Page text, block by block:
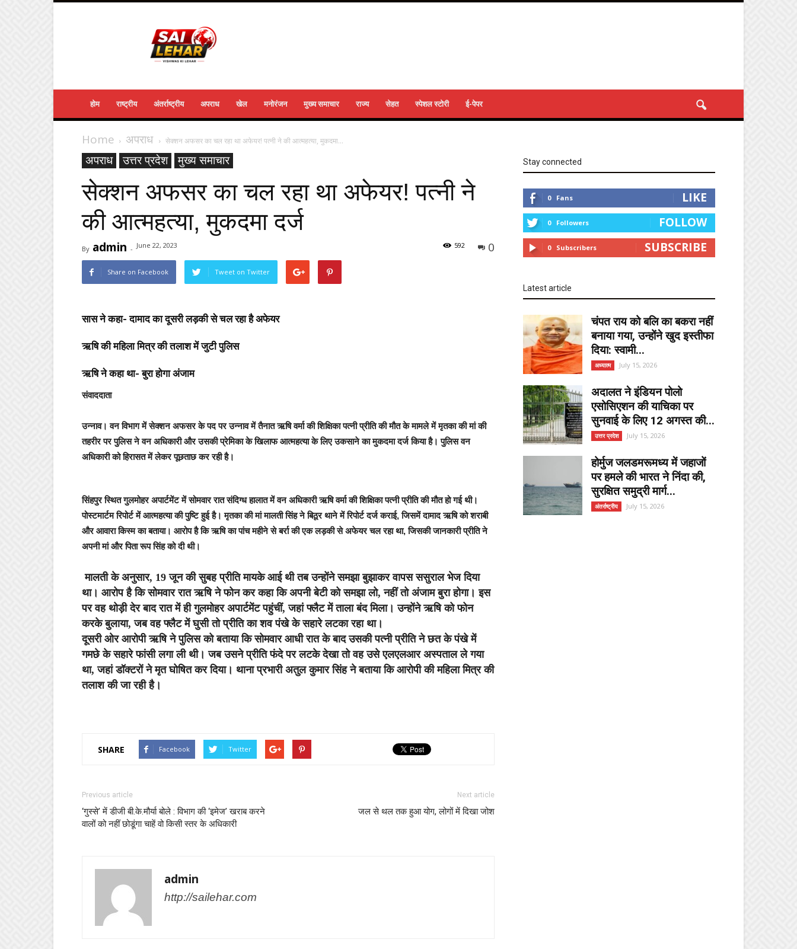
होम राष्ट्रीय अंतर्राष्ट्रीय अपराध खेल मनोरंजन मुख्य समाचार राज्य सेहत स्पेशल स्टोरी ई-पेपर
Home अपराध सेक्शन अफसर का चल रहा था अफेयर! पत्नी ने की आत्‍महत्‍या, मुकदमा...
अपराध उत्तर प्रदेश मुख्य समाचार
सेक्शन अफसर का चल रहा था अफेयर! पत्नी ने
की आत्‍महत्‍या, मुकदमा दर्ज
By admin - June 22, 2023 0
592
Share on Facebook Tweet on Twitter
सास ने कहा- दामाद का दूसरी लड़की से चल रहा है अफेयर
ऋषि की मह‍िला म‍ित्र की तलाश में जुटी पुल‍िस
ऋषि ने कहा था- बुरा होगा अंजाम
संवाददाता
उन्नाव।वन विभाग में सेक्शन अफसर के पद पर उन्नाव में तैनात ऋषि वर्मा की शिक्षिका पत्नी प्रीति की मौत के मामले में मृतका की मां की
तहरीर पर पुलिस ने वन अधिकारी और उसकी प्रेमिका के खिलाफ आत्महत्या के लिए उकसाने का मुकदमा दर्ज किया है। पुलिस वन
अधिकारी को हिरासत में लेकर पूछताछ कर रही है।
सिंहपुर स्थित गुलमोहर अपार्टमेंट में सोमवार रात संदिग्ध हालात में वन अधिकारी ऋषि वर्मा की शिक्षिका पत्नी प्रीति की मौत हो गई थी।
पोस्टमार्टम रिपोर्ट में आत्महत्या की पुष्टि हुई है। मृतका की मां मालती सिंह ने बिठूर थाने में रिपोर्ट दर्ज कराई, जिसमें दामाद ऋषि को शराबी
और आवारा किस्म का बताया। आरोप है कि ऋषि का पांच महीने से बर्रा की एक लड़की से अफेयर चल रहा था, जिसकी जानकारी प्रीति ने
अपनी मां और पिता रूप सिंह को दी थी।
मालती के अनुसार, 19 जून की सुबह प्रीति मायके आई थी तब उन्होंने समझा बुझाकर वापस ससुराल भेज दिया
था। आरोप है कि सोमवार रात ऋषि ने फोन कर कहा कि अपनी बेटी को समझा लो, नहीं तो अंजाम बुरा होगा। इस
पर वह थोड़ी देर बाद रात में ही गुलमोहर अपार्टमेंट पहुंचीं, जहां फ्लैट में ताला बंद मिला। उन्होंने ऋषि को फोन
करके बुलाया, जब वह फ्लैट में घुसी तो प्रीति का शव पंखे के सहारे लटका रहा था।
दूसरी ओर आरोपी ऋषि ने पुलिस को बताया कि सोमवार आधी रात के बाद उसकी पत्नी प्रीति ने छत के पंखे में
गमछे के सहारे फांसी लगा ली थी। जब उसने प्रीति फंदे पर लटके देखा तो वह उसे एलएलआर अस्पताल ले गया
था, जहां डॉक्टरों ने मृत घोषित कर दिया। थाना प्रभारी अतुल कुमार सिंह ने बताया कि आरोपी की महिला मित्र की
तलाश की जा रही है।
SHARE Facebook Twitter
Previous article
‘गुस्से’ में डीजी बी.के.मौर्या बोले : विभाग की ‘इमेज’ खराब करने
वालों को नहीं छोडूंगा चाहें वो किसी स्तर के अधिकारी
Next article
जल से थल तक हुआ योग, लोगों में दिखा जोश
admin
http://sailehar.com
Stay connected
0 Fans LIKE
0 Followers FOLLOW
0 Subscribers SUBSCRIBE
Latest article
चंपत राय को बलि का बकरा नहीं
बनाया गया, उन्होंने खुद इस्तीफा
दिया: स्वामी...
अध्यात्म July 15, 2026
अदालत ने इंडियन पोलो
एसोसिएशन की याचिका पर
सुनवाई के लिए 12 अगस्त की...
उत्तर प्रदेश July 15, 2026
होर्मुज जलडमरूमध्य में जहाजों
पर हमले की भारत ने निंदा की,
सुरक्षित समुद्री मार्ग...
अंतर्राष्ट्रीय July 15, 2026